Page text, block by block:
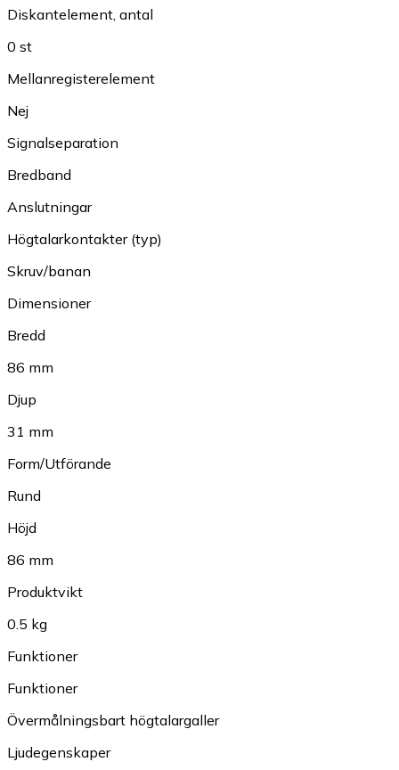
Diskantelement, antal
0 st
Mellanregisterelement
Nej
Signalseparation
Bredband
Anslutningar
Högtalarkontakter (typ)
Skruv/banan
Dimensioner
Bredd
86 mm
Djup
31 mm
Form/Utförande
Rund
Höjd
86 mm
Produktvikt
0.5 kg
Funktioner
Funktioner
Övermålningsbart högtalargaller
Ljudegenskaper